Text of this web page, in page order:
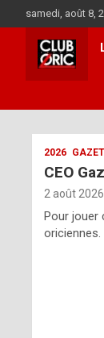
to
content
samedi, août 8,
2026
CEO
2 août 2026
Pour jouer
oriciennes.